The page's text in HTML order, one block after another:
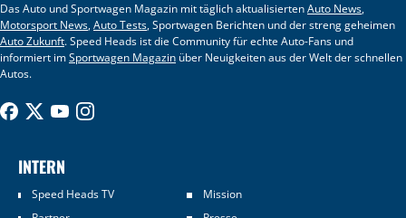
Das Auto und Sportwagen Magazin mit täglich aktualisiertenAuto News,
Motorsport News,Auto Tests, Sportwagen Berichten und der streng geheimen
Auto Zukunft. Speed Heads ist die Community für echte Auto-Fans und
informiert imSportwagen Magazin über Neuigkeiten aus der Welt der schnellen
Autos.
INTERN
Speed Heads TV
Mission